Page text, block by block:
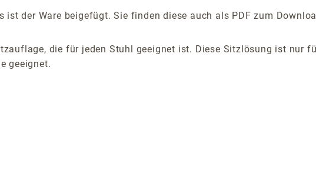
ist der Ware beigefügt. Sie finden diese auch als PDF zum
die für jeden Stuhl geeignet ist. Diese Sitzlösung ist nur
geeignet.